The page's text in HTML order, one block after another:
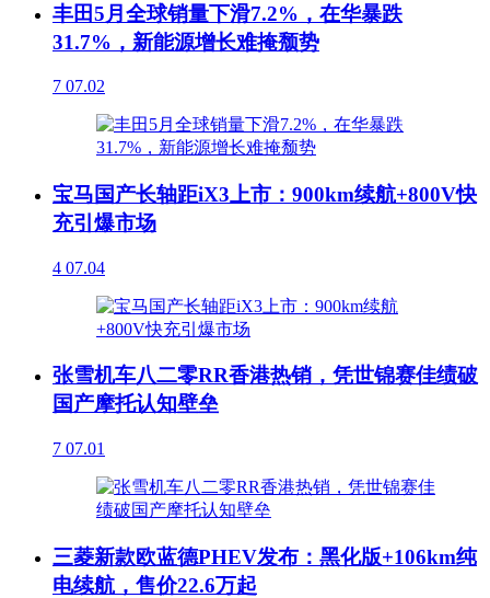
丰田5月全球销量下滑7.2%，在华暴跌
31.7%，新能源增长难掩颓势
7 07.02
宝马国产长轴距iX3上市：900km续航+800V快
充引爆市场
4 07.04
张雪机车八二零RR香港热销，凭世锦赛佳绩破
国产摩托认知壁垒
7 07.01
三菱新款欧蓝德PHEV发布：黑化版+106km纯
电续航，售价22.6万起